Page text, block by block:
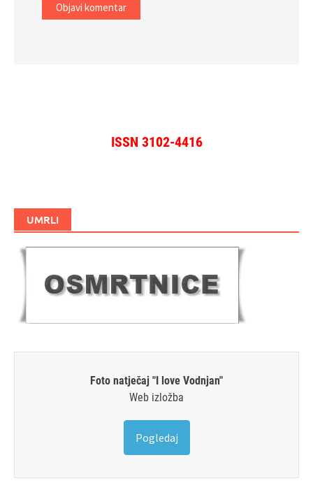
ISSN 3102-4416
UMRLI
Foto natječaj "I love Vodnjan"
Web izložba
Pogledaj